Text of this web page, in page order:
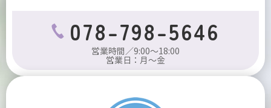
078-798-5646
営業時間／9:00～18:00
営業日：月～金